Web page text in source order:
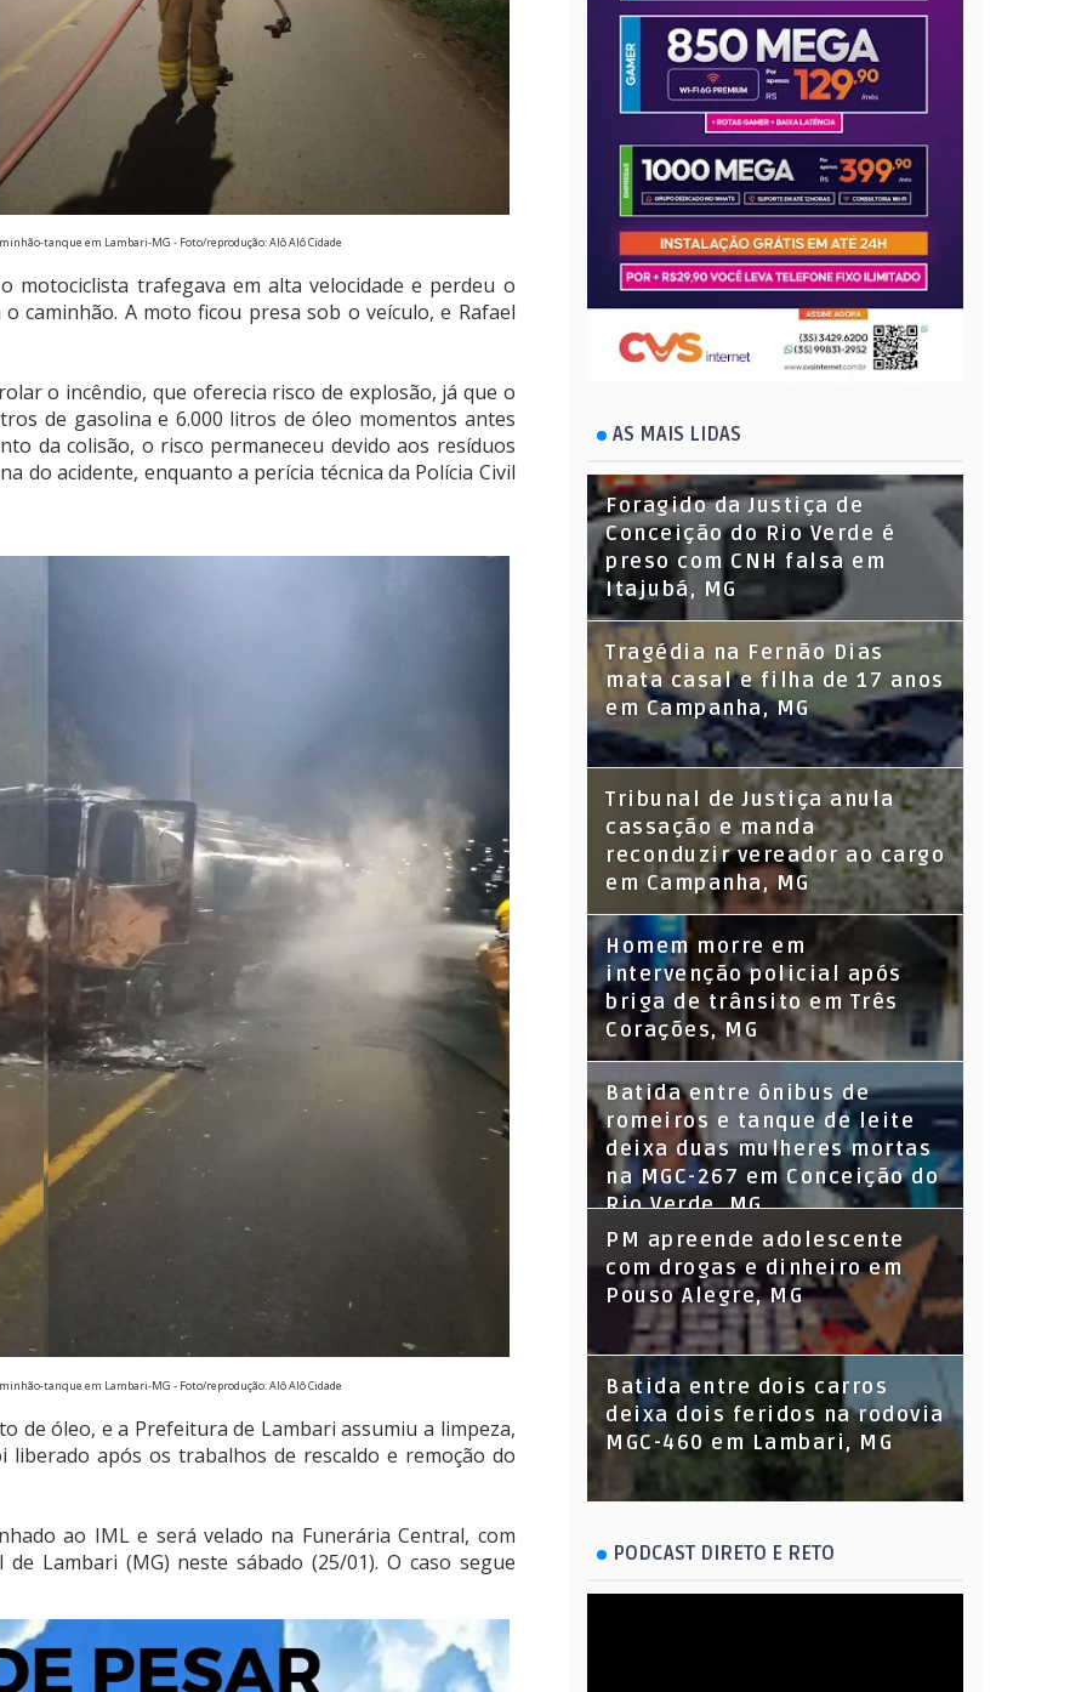
tanque em Lambari-MG - Foto/reprodução: Alô Alô Cidade
motociclista trafegava em alta velocidade e perdeu o
caminhão. A moto ficou presa sob o veículo, e Rafael
o incêndio, que oferecia risco de explosão, já que o
de gasolina e 6.000 litros de óleo momentos antes
da colisão, o risco permaneceu devido aos resíduos
do acidente, enquanto a perícia técnica da Polícia Civil
tanque em Lambari-MG - Foto/reprodução: Alô Alô Cidade
de óleo, e a Prefeitura de Lambari assumiu a limpeza,
após os trabalhos de rescaldo e remoção do
ao IML e será velado na Funerária Central, com
Lambari (MG) neste sábado (25/01). O caso segue
AS MAIS LIDAS
Foragido da Justiça de
Conceição do Rio Verde é
preso com CNH falsa em
Itajubá, MG
Tragédia na Fernão Dias
mata casal e filha de 17 anos
em Campanha, MG
Tribunal de Justiça anula
cassação e manda
reconduzir vereador ao cargo
em Campanha, MG
Homem morre em
intervenção policial após
briga de trânsito em Três
Corações, MG
Batida entre ônibus de
romeiros e tanque de leite
deixa duas mulheres mortas
na MGC-267 em Conceição do
Rio Verde, MG
PM apreende adolescente
com drogas e dinheiro em
Pouso Alegre, MG
Batida entre dois carros
deixa dois feridos na rodovia
MGC-460 em Lambari, MG
PODCAST DIRETO E RETO